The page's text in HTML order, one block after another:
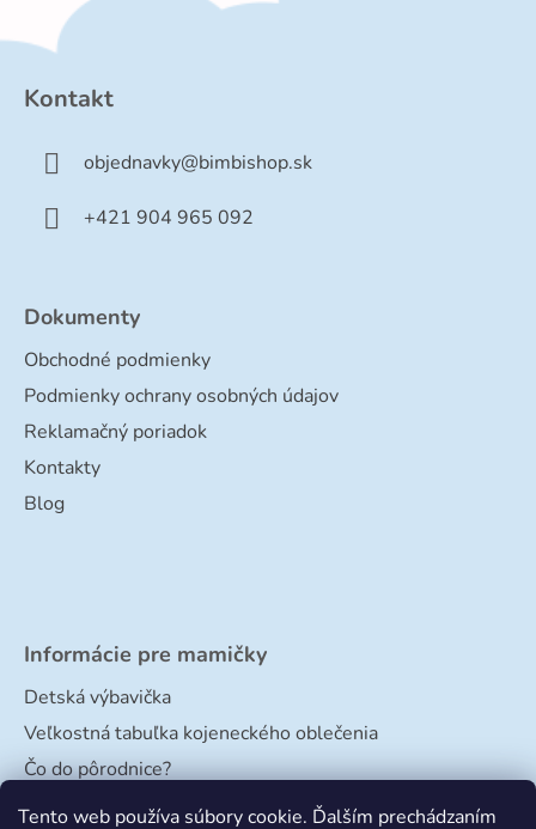
Tento web používa súbory cookie. Ďalším prechádzaním
Kontakt
objednavky@bimbishop.sk
+421 904 965 092
Dokumenty
Obchodné podmienky
Podmienky ochrany osobných údajov
Reklamačný poriadok
Kontakty
Blog
Informácie pre mamičky
Detská výbavička
Veľkostná tabuľka kojeneckého oblečenia
Čo do pôrodnice?
Veľkostná tabuľka papučiek